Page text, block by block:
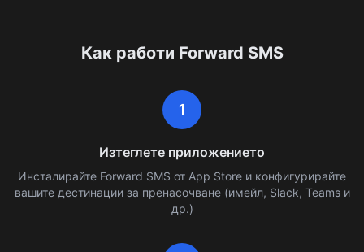
Как работи Forward SMS
1
Изтеглете приложението
Инсталирайте Forward SMS от App Store и конфигурирайте
вашите дестинации за пренасочване (имейл, Slack, Teams и
др.)